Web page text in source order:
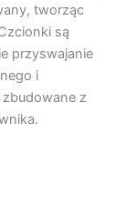
tworząc
są
przyswajanie
i
z